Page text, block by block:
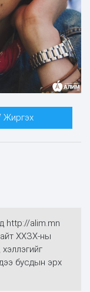
Жиргэх
http://alim.mn
ХХЗХ-ны
бусдын эрх